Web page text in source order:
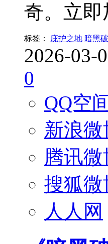
奇。立即
标签： 庇护之地 暗黑
2026-03-
0
QQ空
新浪微
腾讯微
搜狐微
人人网